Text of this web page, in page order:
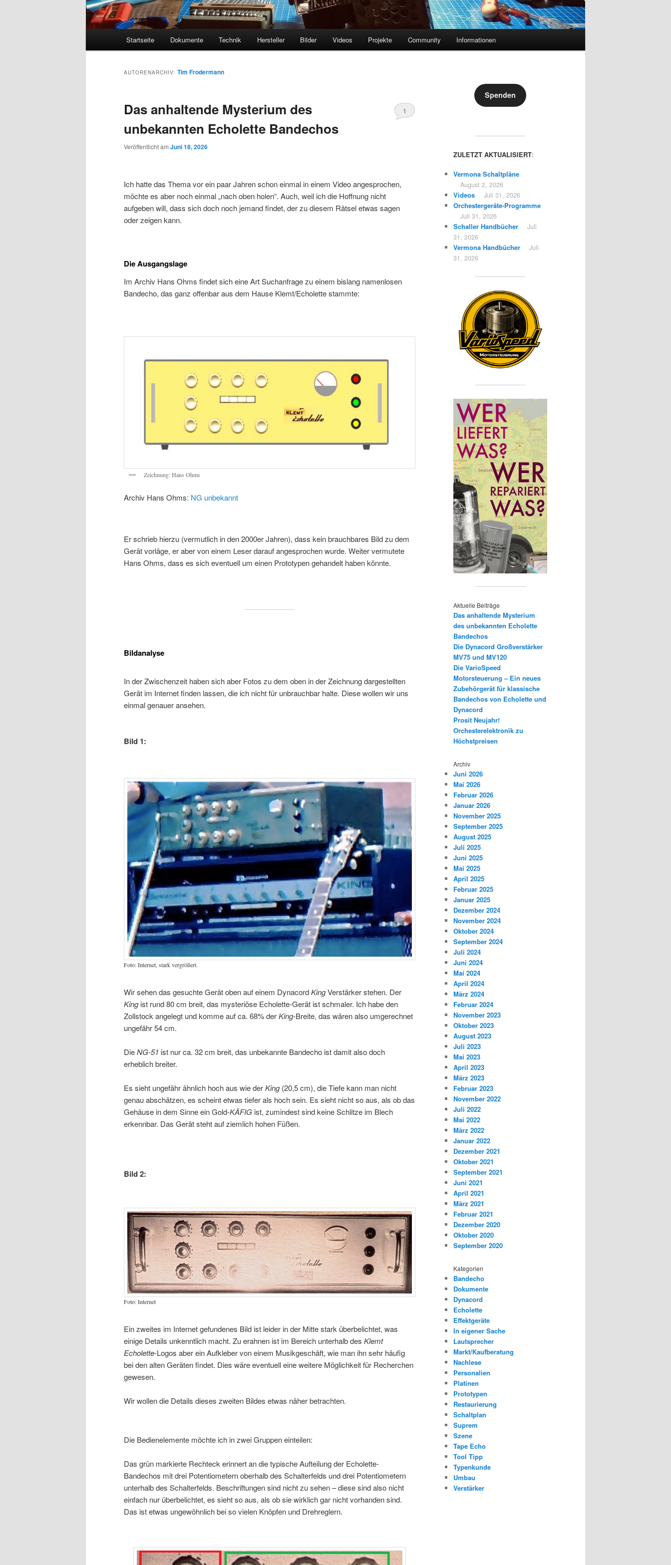
Startseite Dokumente Technik Hersteller Bilder Videos Projekte Community Informationen
AUTORENARCHIV: Tim Frodermann
Das anhaltende Mysterium des
unbekannten Echolette Bandechos
Veröffentlicht am Juni 18, 2026
1
Ich hatte das Thema vor ein paar Jahren schon einmal in einem Video angesprochen,
möchte es aber noch einmal „nach oben holen“. Auch, weil ich die Hoffnung nicht
aufgeben will, dass sich doch noch jemand findet, der zu diesem Rätsel etwas sagen
oder zeigen kann.
Die Ausgangslage
Im Archiv Hans Ohms findet sich eine Art Suchanfrage zu einem bislang namenlosen
Bandecho, das ganz offenbar aus dem Hause Klemt/Echolette stammte:
Zeichnung: Hans Ohms
Archiv Hans Ohms: NG unbekannt
Er schrieb hierzu (vermutlich in den 2000er Jahren), dass kein brauchbares Bild zu dem
Gerät vorläge, er aber von einem Leser darauf angesprochen wurde. Weiter vermutete
Hans Ohms, dass es sich eventuell um einen Prototypen gehandelt haben könnte.
Bildanalyse
In der Zwischenzeit haben sich aber Fotos zu dem oben in der Zeichnung dargestellten
Gerät im Internet finden lassen, die ich nicht für unbrauchbar halte. Diese wollen wir uns
einmal genauer ansehen.
Bild 1:
Foto: Internet, stark vergrößert.
Wir sehen das gesuchte Gerät oben auf einem DynacordKingVerstärker stehen. Der
Kingist rund 80 cm breit, das mysteriöse Echolette-Gerät ist schmaler. Ich habe den
Zollstock angelegt und komme auf ca. 68% derKing-Breite, das wären also umgerechnet
ungefähr 54 cm.
DieNG-51 ist nur ca. 32 cm breit, das unbekannte Bandecho ist damit also doch
erheblich breiter.
Es sieht ungefähr ähnlich hoch aus wie derKing(20,5 cm), die Tiefe kann man nicht
genau abschätzen, es scheint etwas tiefer als hoch sein. Es sieht nicht so aus, als ob das
Gehäuse in dem Sinne ein Gold-KÄFIG ist, zumindest sind keine Schlitze im Blech
erkennbar. Das Gerät steht auf ziemlich hohen Füßen.
Bild 2:
Foto: Internet
Ein zweites im Internet gefundenes Bild ist leider in der Mitte stark überbelichtet, was
einige Details unkenntlich macht. Zu erahnen ist im Bereich unterhalb des Klemt
Echolette-Logos aber ein Aufkleber von einem Musikgeschäft, wie man ihn sehr häufig
bei den alten Geräten findet. Dies wäre eventuell eine weitere Möglichkeit für Recherchen
gewesen.
Wir wollen die Details dieses zweiten Bildes etwas näher betrachten.
Die Bedienelemente möchte ich in zwei Gruppen einteilen:
Das grün markierte Rechteck erinnert an die typische Aufteilung der Echolette-
Bandechos mit drei Potentiometern oberhalb des Schalterfelds und drei Potentiometern
unterhalb des Schalterfelds. Beschriftungen sind nicht zu sehen – diese sind also nicht
einfach nur überbelichtet, es sieht so aus, als ob sie wirklich gar nicht vorhanden sind.
Das ist etwas ungewöhnlich bei so vielen Knöpfen und Drehreglern.
Spenden
ZULETZT AKTUALISIERT:
Vermona Schaltpläne
August 2, 2026
Videos Juli 31, 2026
Orchestergeräte-Programme
Juli 31, 2026
Schaller Handbücher
Juli
31, 2026
Vermona Handbücher
Juli
31, 2026
Aktuelle Beiträge
Das anhaltende Mysterium
des unbekannten Echolette
Bandechos
Die Dynacord Großverstärker
MV75 und MV120
Die VarioSpeed
Motorsteuerung – Ein neues
Zubehörgerät für klassische
Bandechos von Echolette und
Dynacord
Prosit Neujahr!
Orchesterelektronik zu
Höchstpreisen
Archiv
Juni 2026
Mai 2026
Februar 2026
Januar 2026
November 2025
September 2025
August 2025
Juli 2025
Juni 2025
Mai 2025
April 2025
Februar 2025
Januar 2025
Dezember 2024
November 2024
Oktober 2024
September 2024
Juli 2024
Juni 2024
Mai 2024
April 2024
März 2024
Februar 2024
November 2023
Oktober 2023
August 2023
Juli 2023
Mai 2023
April 2023
März 2023
Februar 2023
November 2022
Juli 2022
Mai 2022
März 2022
Januar 2022
Dezember 2021
Oktober 2021
September 2021
Juni 2021
April 2021
März 2021
Februar 2021
Dezember 2020
Oktober 2020
September 2020
Kategorien
Bandecho
Dokumente
Dynacord
Echolette
Effektgeräte
In eigener Sache
Lautsprecher
Markt/Kaufberatung
Nachlese
Personalien
Platinen
Prototypen
Restaurierung
Schaltplan
Suprem
Szene
Tape Echo
Tool Tipp
Typenkunde
Umbau
Verstärker